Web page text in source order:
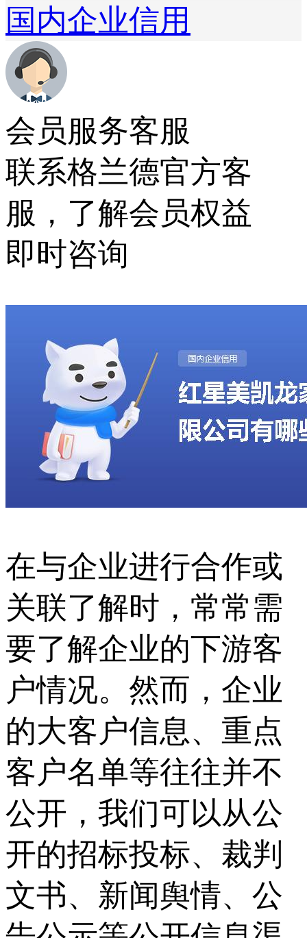
国内企业信用
会员服务客服
联系格兰德官方客
服，了解会员权益
即时咨询
在与企业进行合作或
关联了解时，常常需
要了解企业的下游客
户情况。然而，企业
的大客户信息、重点
客户名单等往往并不
公开，我们可以从公
开的招标投标、裁判
文书、新闻舆情、公